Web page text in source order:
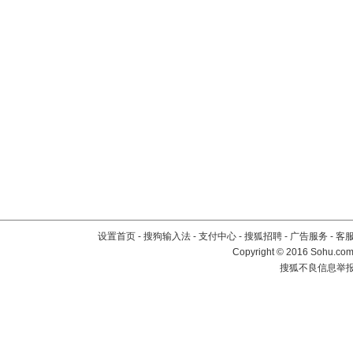
设置首页 - 搜狗输入法 - 支付中心 - 搜狐招聘 - 广告服务 - 客
Copyright©2016
搜狐不良信息举